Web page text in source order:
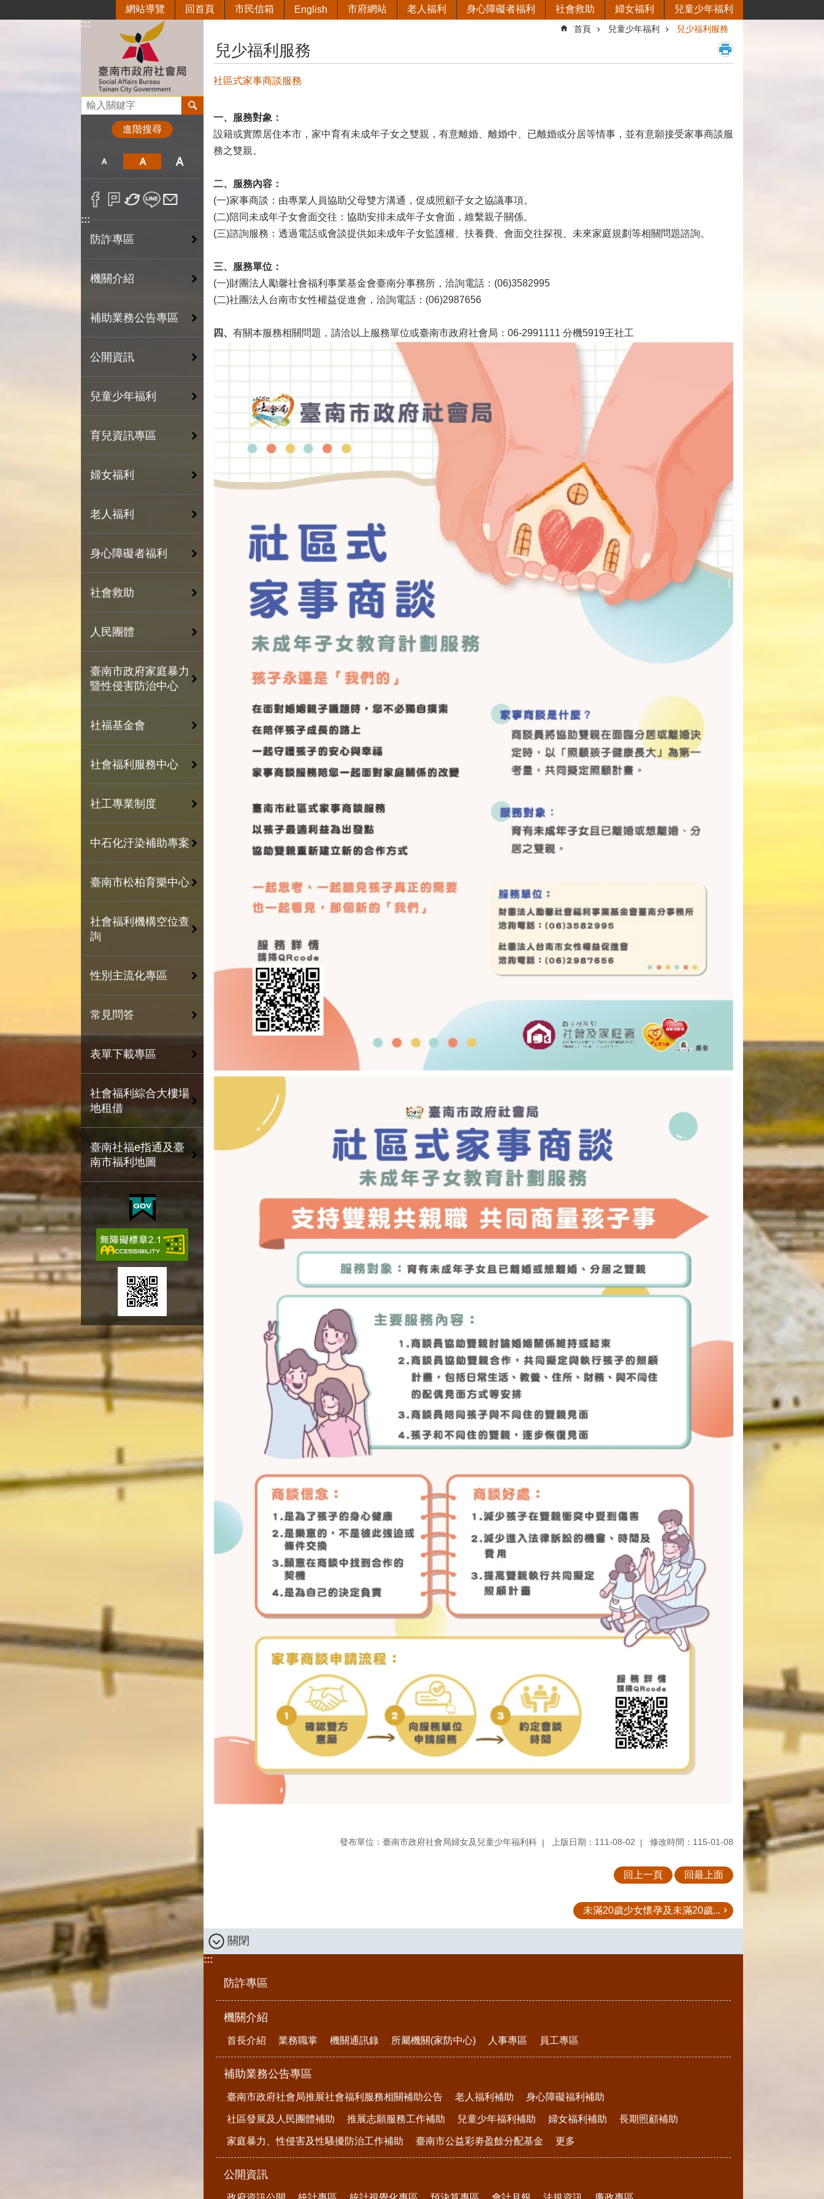
:::
網站導覽 回首頁 市民信箱 English 市府網站 老人福利 身心障礙者福利 社會救助 婦女福利 兒童少年福利
搜尋
進階搜尋
:::
防詐專區
機關介紹
補助業務公告專區
公開資訊
兒童少年福利
育兒資訊專區
婦女福利
老人福利
身心障礙者福利
社會救助
人民團體
臺南市政府家庭暴力
暨性侵害防治中心
社福基金會
社會福利服務中心
社工專業制度
中石化汙染補助專案
臺南市松柏育樂中心
社會福利機構空位查
詢
性別主流化專區
常見問答
表單下載專區
社會福利綜合大樓場
地租借
臺南社福e指通及臺
南市福利地圖
首頁 兒童少年福利 兒少福利服務
兒少福利服務
社區式家事商談服務
一、服務對象：
設籍或實際居住本市，家中育有未成年子女之雙親，有意離婚、離婚中、已離婚或分居等情事，並有意願接受家事商談服
務之雙親。
二、服務內容 ：
(一)家事商談：由專業人員協助父母雙方溝通，促成照顧子女之協議事項。
(二)陪同未成年子女會面交往：協助安排未成年子女會面，維繫親子關係。
(三)諮詢服務：透過電話或會談提供如未成年子女監護權、扶養費、會面交往探視、未來家庭規劃等相關問題諮詢。
三、服務單位 ：
(一)財團法人勵馨社會福利事業基金會臺南分事務所，洽詢電話：(06)3582995
(二)社團法人台南市女性權益促進會，洽詢電話：(06)2987656
四、 有關本服務相關問題，請洽以上服務單位或臺南市政府社會局：06-2991111 分機5919王社工
發布單位：臺南市政府社會局婦女及兒童少年福利科 上版日期：111-08-02 修改時間：115-01-08
回上一頁 回最上面
未滿20歲少女懷孕及未滿20歲...
關閉
:::
防詐專區
機關介紹
首長介紹 業務職掌 機關通訊錄 所屬機關(家防中心) 人事專區 員工專區
補助業務公告專區
臺南市政府社會局推展社會福利服務相關補助公告 老人福利補助 身心障礙福利補助
社區發展及人民團體補助 推展志願服務工作補助 兒童少年福利補助 婦女福利補助 長期照顧補助
家庭暴力、性侵害及性騷擾防治工作補助 臺南市公益彩劵盈餘分配基金 更多
公開資訊